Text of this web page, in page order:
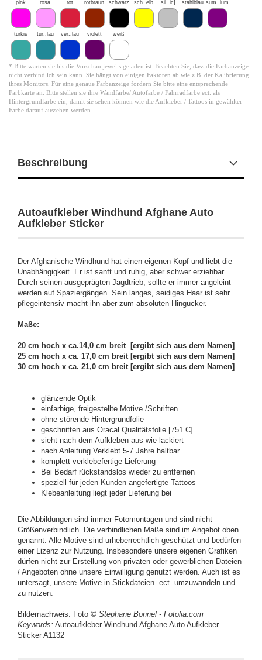
pink rosa rot rotbraun schwarz sch..elb sil..ic] stahlblau sum..lum
türkis tür..lau ver..lau violett weiß
* Bitte warten sie bis die Vorschau jeweils geladen ist. Beachten Sie, dass die Farbanzeige
nicht verbindlich sein kann. Sie hängt von einigen Faktoren ab wie z.B. der Kalibrierung
ihres Monitors. Für eine genaue Farbanzeige fordern Sie bitte eine entsprechende
Farbkarte an. Bitte stellen sie ihre Wandfarbe/ Autofarbe / Fahrradfarbe ect. als
Hintergrundfarbe ein, damit sie sehen können wie die Aufkleber / Tattoos in gewählter
Farbe darauf aussehen werden.
Beschreibung
Autoaufkleber Windhund Afghane Auto
Aufkleber Sticker
Der Afghanische Windhund hat einen eigenen Kopf und liebt die
Unabhängigkeit. Er ist sanft und ruhig, aber schwer erziehbar.
Durch seinen ausgeprägten Jagdtrieb, sollte er immer angeleint
werden auf Spaziergängen. Sein langes, seidiges Haar ist sehr
pflegeintensiv macht ihn aber zum absoluten Hingucker.
Maße:
20 cm hoch x ca.14,0 cm breit [ergibt sich aus dem Namen]
25 cm hoch x ca. 17,0 cm breit [ergibt sich aus dem Namen]
30 cm hoch x ca. 21,0 cm breit [ergibt sich aus dem Namen]
glänzende Optik
einfarbige, freigestellte Motive /Schriften
ohne störende Hintergrundfolie
geschnitten aus Oracal Qualitätsfolie [751 C]
sieht nach dem Aufkleben aus wie lackiert
nach Anleitung Verklebt 5-7 Jahre haltbar
komplett verklebefertige Lieferung
Bei Bedarf rückstandslos wieder zu entfernen
speziell für jeden Kunden angefertigte Tattoos
Klebeanleitung liegt jeder Lieferung bei
Die Abbildungen sind immer Fotomontagen und sind nicht
Größenverbindlich. Die verbindlichen Maße sind im Angebot oben
genannt. Alle Motive sind urheberrechtlich geschützt und bedürfen
einer Lizenz zur Nutzung. Insbesondere unsere eigenen Grafiken
dürfen nicht zur Erstellung von privaten oder gewerblichen Dateien
/ Angeboten ohne unsere Einwilligung genutzt werden. Auch ist es
untersagt, unsere Motive in Stickdateien ect. umzuwandeln und
zu nutzen.
Bildernachweis: Foto © Stephane Bonnel - Fotolia.com
Keywords: Autoaufkleber Windhund Afghane Auto Aufkleber
Sticker A1132